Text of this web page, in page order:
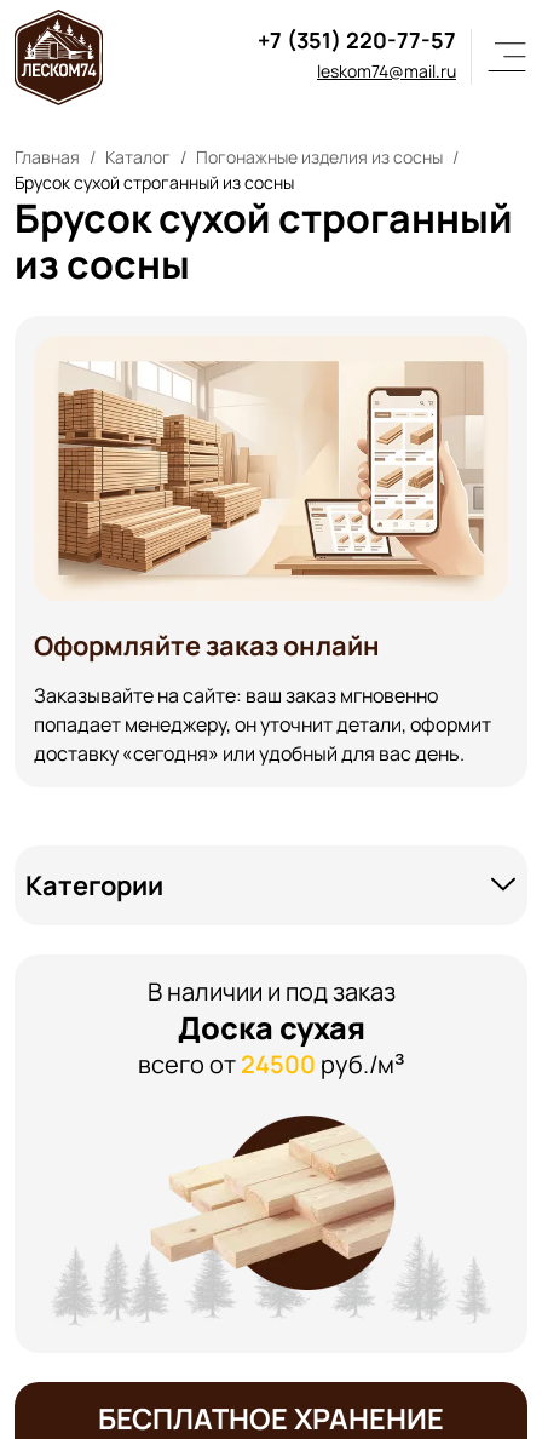
+7 (351) 220-77-57
leskom74@mail.ru
Главная Каталог
Погонажные изделия из сосны
Брусок сухой строганный из сосны
Брусок сухой строганный
из сосны
Оформляйте заказ онлайн
Заказывайте на сайте: ваш заказ мгновенно
попадает менеджеру, он уточнит детали, оформит
доставку «сегодня» или удобный для вас день.
Категории
В наличии и под заказ
Доска сухая
всего от24500 руб./м³
БЕСПЛАТНОЕ ХРАНЕНИЕ